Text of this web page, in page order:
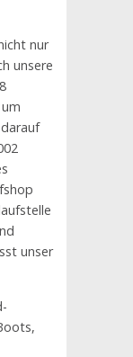
nur
unsere
unser